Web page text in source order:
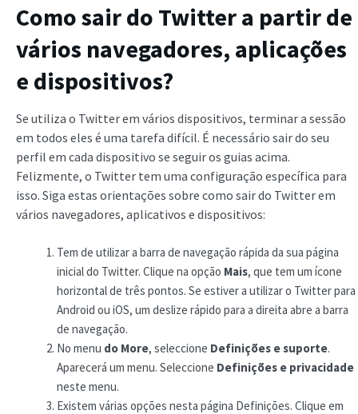
Como sair do Twitter a partir de
vários navegadores, aplicações
e dispositivos?
Se utiliza o Twitter em vários dispositivos, terminar a sessão
em todos eles é uma tarefa difícil. É necessário sair do seu
perfil em cada dispositivo se seguir os guias acima.
Felizmente, o Twitter tem uma configuração específica para
isso. Siga estas orientações sobre como sair do Twitter em
vários navegadores, aplicativos e dispositivos:
Tem de utilizar a barra de navegação rápida da sua página
inicial do Twitter. Clique na opção Mais, que tem um ícone
horizontal de três pontos. Se estiver a utilizar o Twitter para
Android ou iOS, um deslize rápido para a direita abre a barra
de navegação.
No menu do More, seleccione Definições e suporte.
Aparecerá um menu. Seleccione Definições e privacidade
neste menu.
Existem várias opções nesta página Definições. Clique em